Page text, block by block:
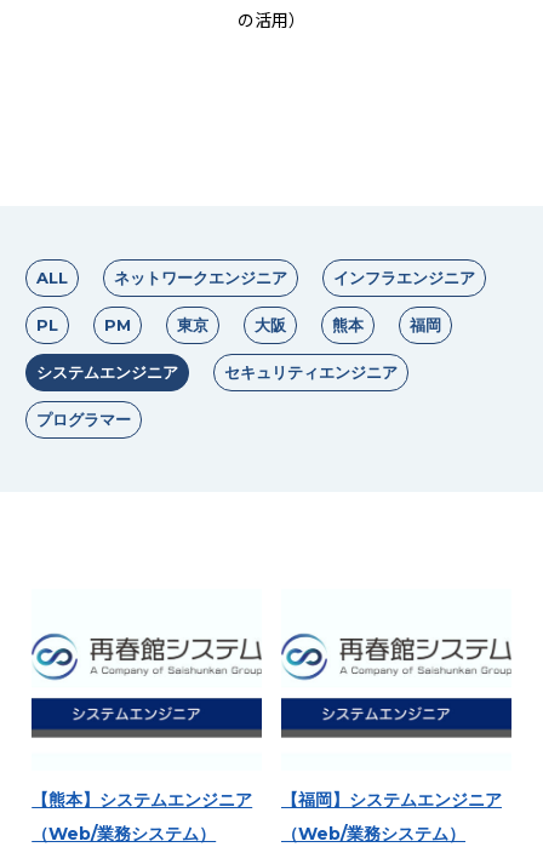
の活用）
ALL ネットワークエンジニア インフラエンジニア
PL PM 東京 大阪 熊本 福岡
システムエンジニア セキュリティエンジニア
プログラマー
【熊本】システムエンジニア
（Web/業務システム）
【福岡】システムエンジニア
（Web/業務システム）